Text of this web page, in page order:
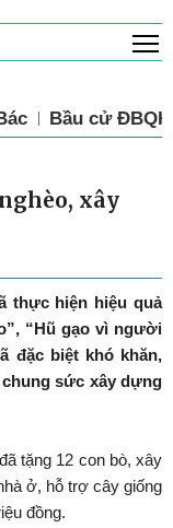
Bầu cử
xây
thực hiện hiệu quả
“Hũ gạo vì người
đặc biệt khó khăn,
sức xây dựng
tặng 12 con bò, xây
ở, hỗ trợ cây giống
đồng.